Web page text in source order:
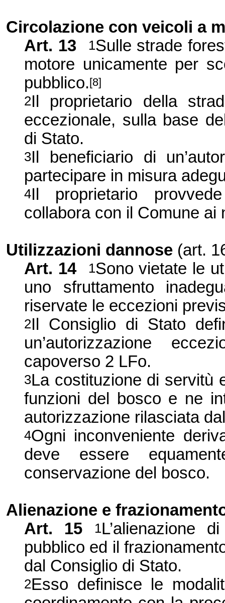
Circolazione con veicoli a
Art. 13
1Sulle strade
motore unicamente per
pubblico.[8]
2Il proprietario della
eccezionale, sulla base
di Stato.
3Il beneficiario di
partecipare in misura
4Il proprietario
collabora con il Comune ai
Utilizzazioni dannose (art.
Art. 14
1Sono vietate le
uno sfruttamento
riservate le eccezioni
2Il Consiglio di Stato
un’autorizzazione
capoverso 2 LFo.
3La costituzione di servitù
funzioni del bosco e ne
autorizzazione rilasciata
4Ogni inconveniente
deve essere
conservazione del bosco.
Alienazione e
Art. 15
1L’alienazione
pubblico ed il
dal Consiglio di Stato.
2Esso definisce le